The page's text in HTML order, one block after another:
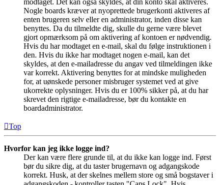
modtaget. Det kan også skyldes, at din konto skal aktiveres.
Nogle boards kræver at nyoprettede brugerkonti aktiveres af
enten brugeren selv eller en administrator, inden disse kan
benyttes. Da du tilmeldte dig, skulle du gerne være blevet
gjort opmærksom på om aktivering af kontoen er nødvendig.
Hvis du har modtaget en e-mail, skal du følge instruktionen i
den. Hvis du ikke har modtaget nogen e-mail, kan det
skyldes, at den e-mailadresse du angav ved tilmeldingen ikke
var korrekt. Aktivering benyttes for at mindske muligheden
for, at uønskede personer misbruger systemet ved at give
ukorrekte oplysninger. Hvis du er 100% sikker på, at du har
skrevet den rigtige e-mailadresse, bør du kontakte en
boardadministrator.
Top
Hvorfor kan jeg ikke logge ind?
Der kan være flere grunde til, at du ikke kan logge ind. Først
bør du sikre dig, at du taster brugernavn og adgangskode
korrekt. Husk, at der skelnes mellem store og små bogstaver i